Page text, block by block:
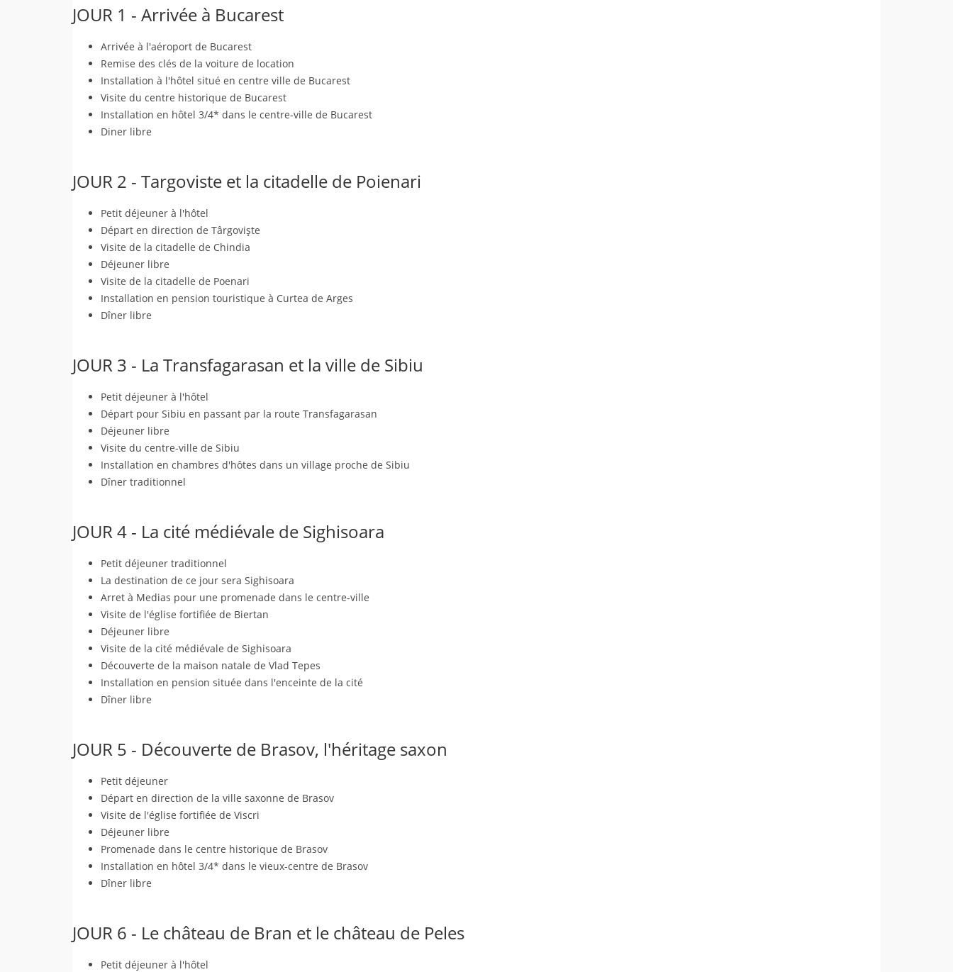
JOUR 1 - Arrivée à Bucarest
Arrivée à l'aéroport de Bucarest
Remise des clés de la voiture de location
Installation à l'hôtel situé en centre ville de Bucarest
Visite du centre historique de Bucarest
Installation en hôtel 3/4* dans le centre-ville de Bucarest
Diner libre
JOUR 2 - Targoviste et la citadelle de Poienari
Petit déjeuner à l'hôtel
Départ en direction de Târgovişte
Visite de la citadelle de Chindia
Déjeuner libre
Visite de la citadelle de Poenari
Installation en pension touristique à Curtea de Arges
Dîner libre
JOUR 3 - La Transfagarasan et la ville de Sibiu
Petit déjeuner à l'hôtel
Départ pour Sibiu en passant par la route Transfagarasan
Déjeuner libre
Visite du centre-ville de Sibiu
Installation en chambres d'hôtes dans un village proche de Sibiu
Dîner traditionnel
JOUR 4 - La cité médiévale de Sighisoara
Petit déjeuner traditionnel
La destination de ce jour sera Sighisoara
Arret à Medias pour une promenade dans le centre-ville
Visite de l'église fortifiée de Biertan
Déjeuner libre
Visite de la cité médiévale de Sighisoara
Découverte de la maison natale de Vlad Tepes
Installation en pension située dans l'enceinte de la cité
Dîner libre
JOUR 5 - Découverte de Brasov, l'héritage saxon
Petit déjeuner
Départ en direction de la ville saxonne de Brasov
Visite de l'église fortifiée de Viscri
Déjeuner libre
Promenade dans le centre historique de Brasov
Installation en hôtel 3/4* dans le vieux-centre de Brasov
Dîner libre
JOUR 6 - Le château de Bran et le château de Peles
Petit déjeuner à l'hôtel